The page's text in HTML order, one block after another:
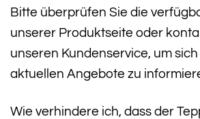
Bitte überprüfen Sie die
unserer Produktseite oder
unseren Kundenservice, um
aktuellen Angebote zu
Wie verhindere ich, dass der